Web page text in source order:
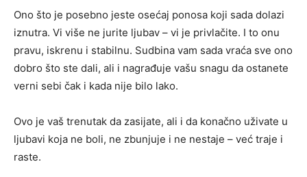
Ono što je posebno jeste osećaj ponosa koji sada dolazi
iznutra. Vi više ne jurite ljubav – vi je privlačite. I to onu
pravu, iskrenu i stabilnu. Sudbina vam sada vraća sve ono
dobro što ste dali, ali i nagrađuje vašu snagu da ostanete
verni sebi čak i kada nije bilo lako.
Ovo je vaš trenutak da zasijate, ali i da konačno uživate u
ljubavi koja ne boli, ne zbunjuje i ne nestaje – već traje i
raste.